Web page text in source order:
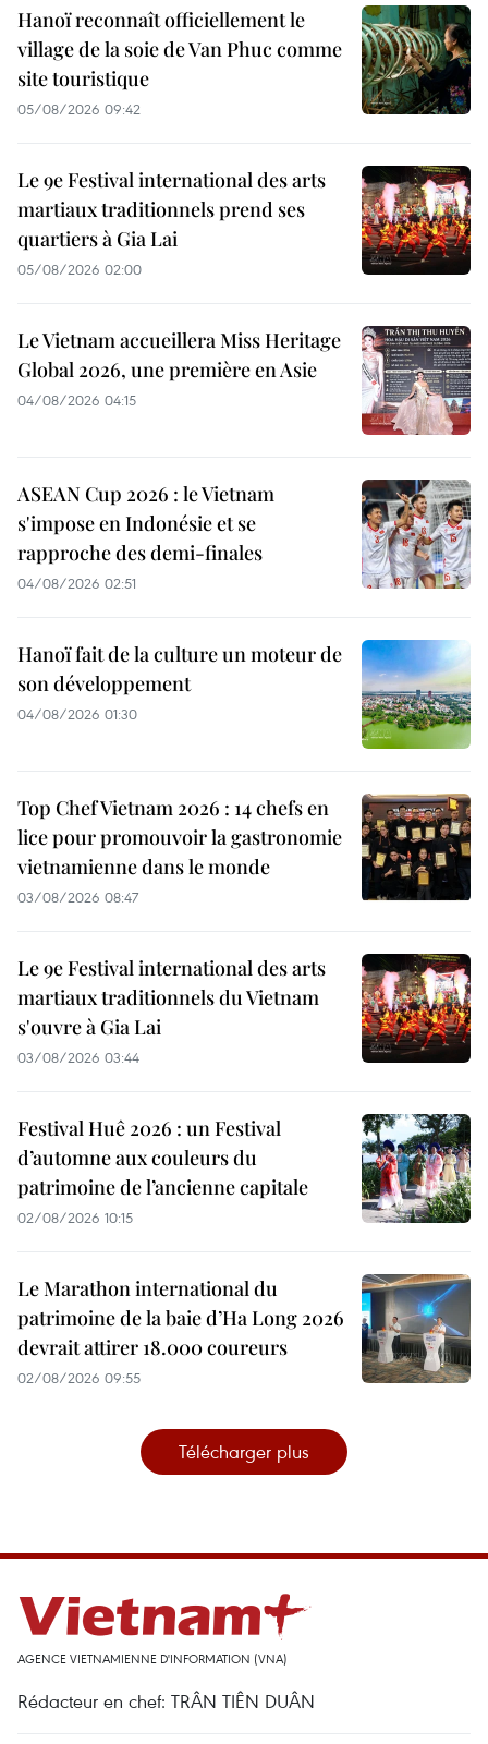
Hanoï reconnaît officiellement le
village de la soie de Van Phuc comme
site touristique
05/08/2026 09:42
Le 9e Festival international des arts
martiaux traditionnels prend ses
quartiers à Gia Lai
05/08/2026 02:00
Le Vietnam accueillera Miss Heritage
Global 2026, une première en Asie
04/08/2026 04:15
ASEAN Cup 2026 : le Vietnam
s'impose en Indonésie et se
rapproche des demi-finales
04/08/2026 02:51
Hanoï fait de la culture un moteur de
son développement
04/08/2026 01:30
Top Chef Vietnam 2026 : 14 chefs en
lice pour promouvoir la gastronomie
vietnamienne dans le monde
03/08/2026 08:47
Le 9e Festival international des arts
martiaux traditionnels du Vietnam
s'ouvre à Gia Lai
03/08/2026 03:44
Festival Huê 2026 : un Festival
d’automne aux couleurs du
patrimoine de l’ancienne capitale
02/08/2026 10:15
Le Marathon international du
patrimoine de la baie d’Ha Long 2026
devrait attirer 18.000 coureurs
02/08/2026 09:55
Télécharger plus
AGENCE VIETNAMIENNE D'INFORMATION (VNA)
Rédacteur en chef: TRÂN TIÊN DUÂN